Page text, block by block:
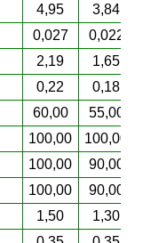
4,95 3,84
0,027 0,022
2,19 1,65
0,22 0,18
60,00 55,00
100,00 100,00
100,00 90,00
100,00 90,00
1,50 1,30